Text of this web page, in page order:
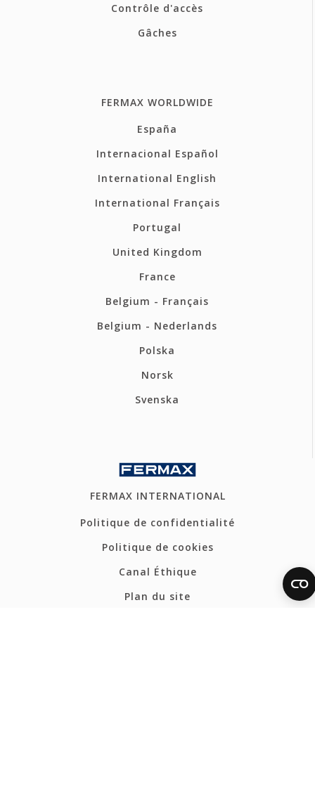
Contrôle d'accès
Gâches
FERMAX WORLDWIDE
España
Internacional Español
International English
International Français
Portugal
United Kingdom
France
Belgium - Français
Belgium - Nederlands
Polska
Norsk
Svenska
FERMAX INTERNATIONAL
Politique de confidentialité
Politique de cookies
Canal Éthique
Plan du site